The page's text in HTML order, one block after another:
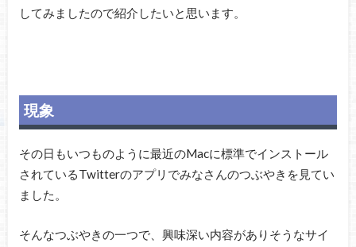
してみましたので紹介したいと思います。
現象
その日もいつものように最近のMacに標準でインストール
されているTwitterのアプリでみなさんのつぶやきを見てい
ました。
そんなつぶやきの一つで、興味深い内容がありそうなサイ